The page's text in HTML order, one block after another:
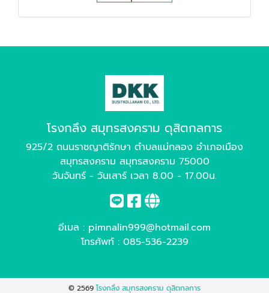
โรงกลึง สมุทรสงคราม ดุสิตกลการ
925/2 ถนนราชญาติรักษา ตำบลแม่กลอง อำเภอเมือง
สมุทรสงคราม สมุทรสงคราม 75000
วันจันทร์ - วันเสาร์ เวลา 8.00 - 17.00น.
อีเมล : pimnalin999@hotmail.com
โทรศัพท์ : 085-536-2239
© 2569 โรงกลึง สมุทรสงคราม ดุสิตกลการ